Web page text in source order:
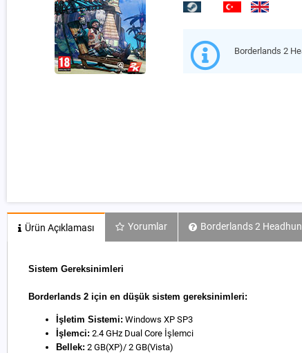
Borderlands 2
Ürün Açıklaması Yorumlar Borderlands 2
Sistem Gereksinimleri
Borderlands 2 için en düşük sistem gereksinimleri:
İşletim Sistemi: Windows XP SP3
İşlemci: 2.4 GHz Dual Core İşlemci
Bellek: 2 GB(XP)/ 2 GB(Vista)